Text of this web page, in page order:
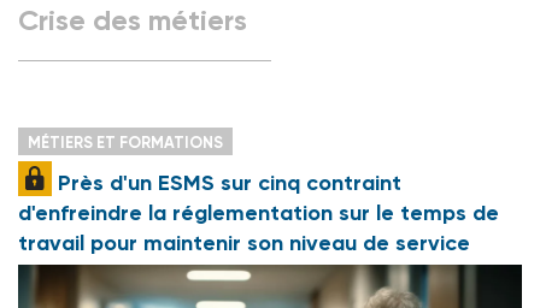
Crise des métiers
MÉTIERS ET FORMATIONS
Près d'un ESMS sur cinq contraint
d'enfreindre la réglementation sur le temps de
travail pour maintenir son niveau de service